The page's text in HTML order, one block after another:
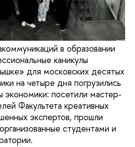
в образовании
каникулы
для московских десятых
на четыре дня погрузились
посетили мастер-
Факультета креативных
экспертов, прошли
студентами и